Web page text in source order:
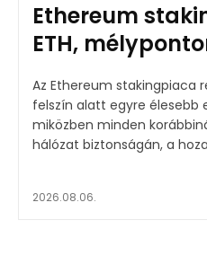
Ethereum
ETH,
Az Ethereum stakingpiaca
felszín alatt egyre élesebb
miközben minden
hálózat biztonságán, a
2026.08.06.